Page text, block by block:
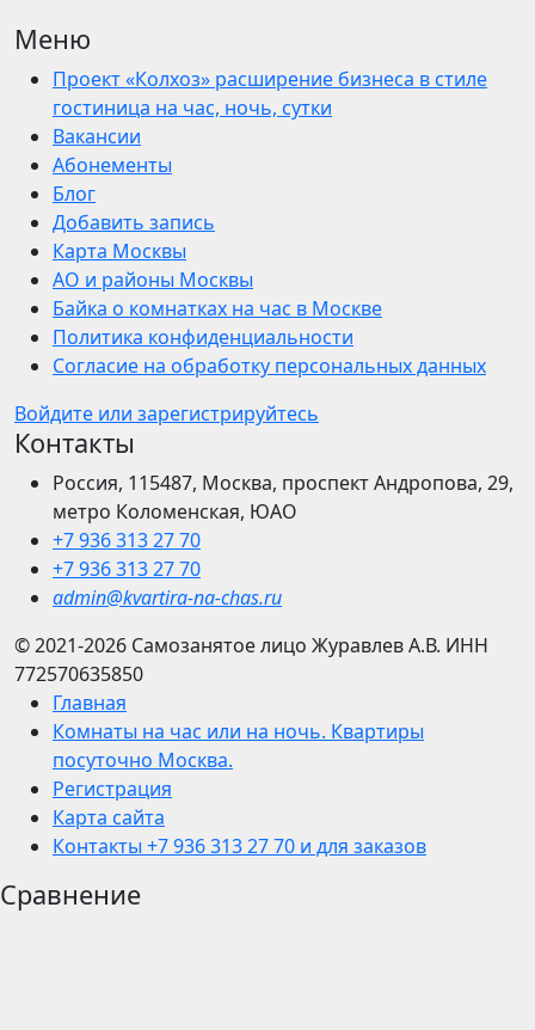
Меню
Проект «Колхоз» расширение бизнеса в стиле
гостиница на час, ночь, сутки
Вакансии
Абонементы
Блог
Добавить запись
Карта Москвы
АО и районы Москвы
Байка о комнатках на час в Москве
Политика конфиденциальности
Согласие на обработку персональных данных
Войдите или зарегистрируйтесь
Контакты
Россия, 115487, Москва, проспект Андропова, 29,
метро Коломенская, ЮАО
+7 936 313 27 70
+7 936 313 27 70
admin@kvartira-na-chas.ru
© 2021-2026 Самозанятое лицо Журавлев А.В. ИНН
772570635850
Главная
Комнаты на час или на ночь. Квартиры
посуточно Москва.
Регистрация
Карта сайта
Контакты +7 936 313 27 70 и для заказов
Сравнение